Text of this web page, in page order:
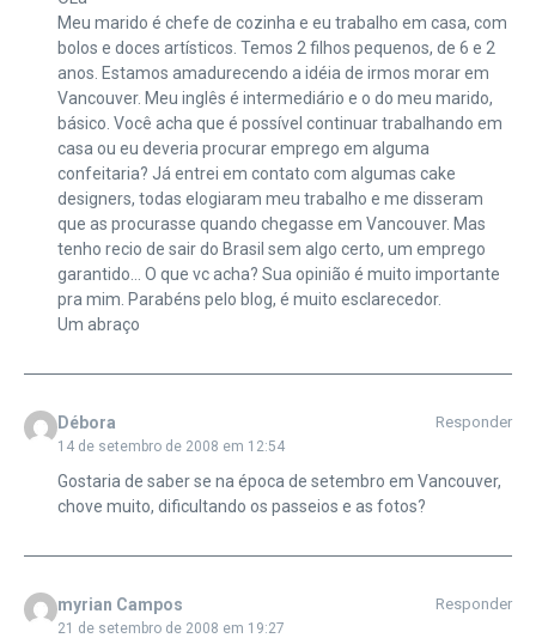
Meu marido é chefe de cozinha e eu trabalho em casa, com
bolos e doces artísticos. Temos 2 filhos pequenos, de 6 e 2
anos. Estamos amadurecendo a idéia de irmos morar em
Vancouver. Meu inglês é intermediário e o do meu marido,
básico. Você acha que é possível continuar trabalhando em
casa ou eu deveria procurar emprego em alguma
confeitaria? Já entrei em contato com algumas cake
designers, todas elogiaram meu trabalho e me disseram
que as procurasse quando chegasse em Vancouver. Mas
tenho recio de sair do Brasil sem algo certo, um emprego
garantido… O que vc acha? Sua opinião é muito importante
pra mim. Parabéns pelo blog, é muito esclarecedor.
Um abraço
Débora
14 de setembro de 2008 em 12:54
Responder
Gostaria de saber se na época de setembro em Vancouver,
chove muito, dificultando os passeios e as fotos?
myrian Campos
21 de setembro de 2008 em 19:27
Responder